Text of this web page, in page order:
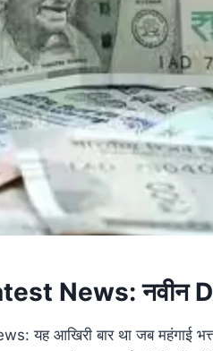
News: नवीन
यह आखिरी बार था जब महंगाई